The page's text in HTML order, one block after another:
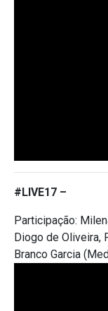
#LIVE17 –
Participação:
Diogo de Oliveira,
Branco Garcia